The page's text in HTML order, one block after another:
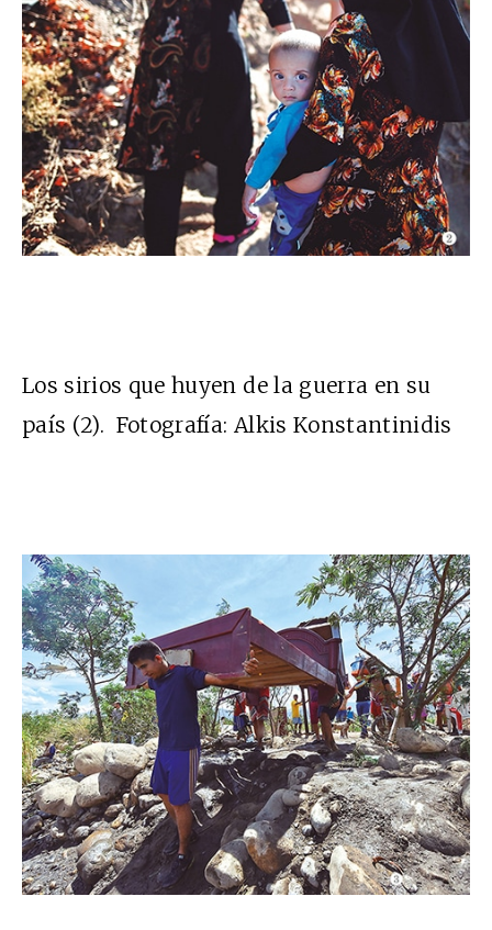
Los sirios que huyen de la guerra en su
país (2). Fotografía: Alkis Konstantinidis